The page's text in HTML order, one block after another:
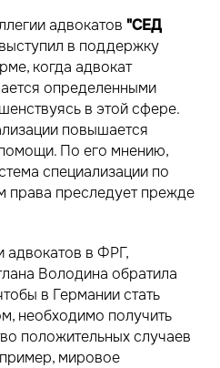
адвокатов "СЕД
выступил в поддержку
когда адвокат
определенными
в этой сфере.
повышается
По его мнению,
специализации по
права преследует прежде
адвокатов в ФРГ,
Володина обратила
в Германии стать
необходимо получить
положительных случаев
мировое